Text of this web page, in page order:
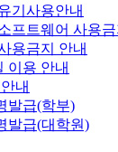
기사용안내
프트웨어 사용금
용금지 안내
이용 안내
내
발급(학부)
발급(대학원)